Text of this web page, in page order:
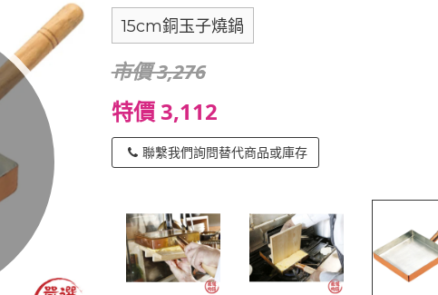
15cm銅玉子燒鍋
市價 3,276
特價 3,112
聯繫我們詢問替代商品或庫存